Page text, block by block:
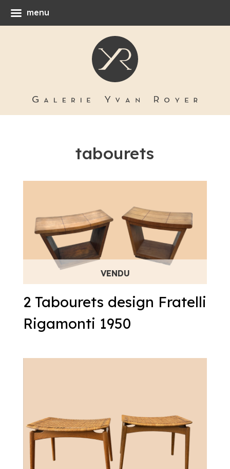
tabourets
2 Tabourets design Fratelli
Rigamonti 1950
menu